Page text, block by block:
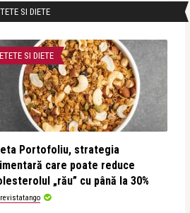
SI DIETE
SI DIETE
Portofoliu, strategia
care poate reduce
„rău” cu până la 30%
revistatango